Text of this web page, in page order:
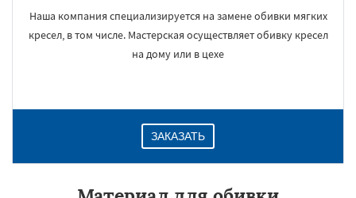
Наша компания специализируется на замене обивки мягких
кресел, в том числе. Мастерская осуществляет обивку кресел
на дому или в цехе
ЗАКАЗАТЬ